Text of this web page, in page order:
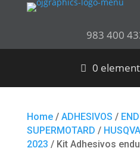
983 400
0
Home/ ADHESIVOS /
SUPERMOTARD /
2023 / Kit Adhesivos